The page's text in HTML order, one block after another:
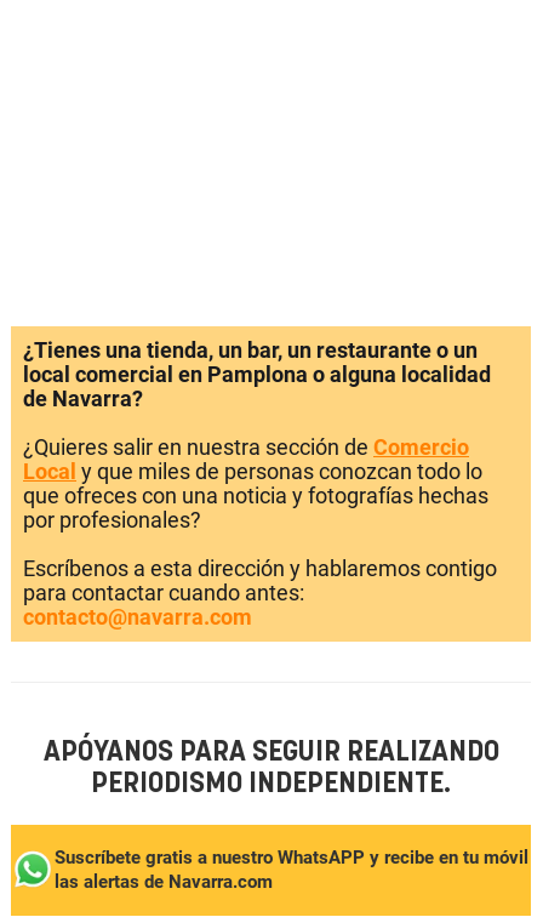
¿Tienes una tienda, un bar, un restaurante o un
local comercial en Pamplona o alguna localidad
de Navarra?
¿Quieres salir en nuestra sección de Comercio
Local y que miles de personas conozcan todo lo
que ofreces con una noticia y fotografías hechas
por profesionales?
Escríbenos a esta dirección y hablaremos contigo
para contactar cuando antes:
contacto@navarra.com
APÓYANOS PARA SEGUIR REALIZANDO
PERIODISMO INDEPENDIENTE.
Suscríbete gratis a nuestro WhatsAPP y recibe en tu móvil
las alertas de Navarra.com